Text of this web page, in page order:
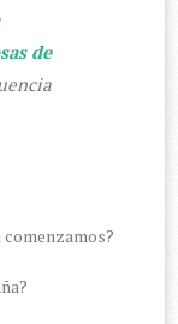
de
comenzamos?